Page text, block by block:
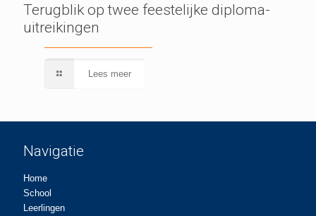
Terugblik op twee feestelijke diploma-
uitreikingen
Lees meer
Navigatie
Home
School
Leerlingen